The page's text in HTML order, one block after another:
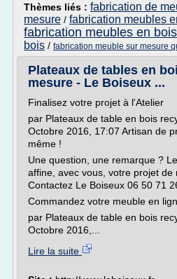
Thèmes liés : fabrication de
mesure / fabrication meubles
fabrication meubles en bois
bois / fabrication meuble sur mesure
Plateaux de tables en
mesure - Le Boiseux ...
Finalisez votre projet à l'Atelier
par Plateaux de table en bois
Octobre 2016, 17:07 Artisan de
même !
Une question, une remarque ?
affine, avec vous, votre projet de
Contactez Le Boiseux 06 50 71
Commandez votre meuble en
par Plateaux de table en bois
Octobre 2016,...
Lire la suite